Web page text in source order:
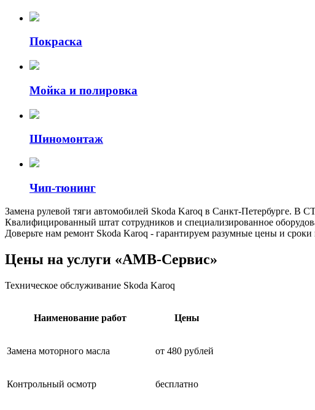
Покраска
Мойка и полировка
Шиномонтаж
Чип-тюнинг
Замена рулевой тяги автомобилей Skoda Karoq в Санкт-Петербурге. В
Квалифицированный штат сотрудников и специализированное
Доверьте нам ремонт Skoda Karoq - гарантируем разумные цены и
Цены на услуги «АМВ-Сервис»
Техническое обслуживание Skoda Karoq
Наименование работ Цены
Замена моторного масла от 480 рублей
Контрольный осмотр бесплатно